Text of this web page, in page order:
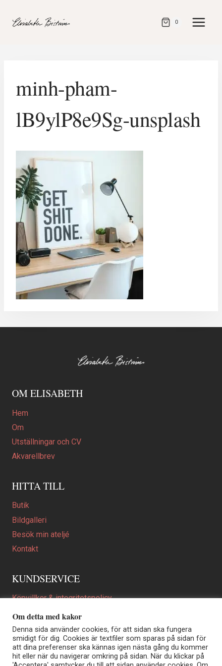
direkt
0
minh-pham-
lB9ylP8e9Sg-unsplash
OM ELISABETH
Hem
Om
Utställningar och CV
Akvarellbrev
HITTA TILL
Butik
Bildgalleri
Besök min ateljé
Kontakt
KUNDSERVICE
Köpvillkor & integritetspolicy
Att beställa ett personligt utformat konstverk
En personligare gåva
FAQ
Om detta med kakor
Denna sida använder cookies, för att sidan ska fungera
smidigt för dig. Cookies är textfiler som sparas på sidan för
att dina preferenser ska kännas igen nästa gång du kommer
hit eller när du navigerar omkring på sidan. När du klickar på